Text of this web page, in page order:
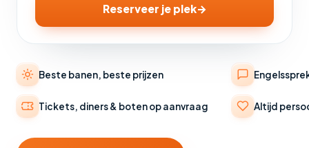
Reserveer je plek→
Beste banen, beste prijzen
Tickets, diners & boten op aanvraag Altijd